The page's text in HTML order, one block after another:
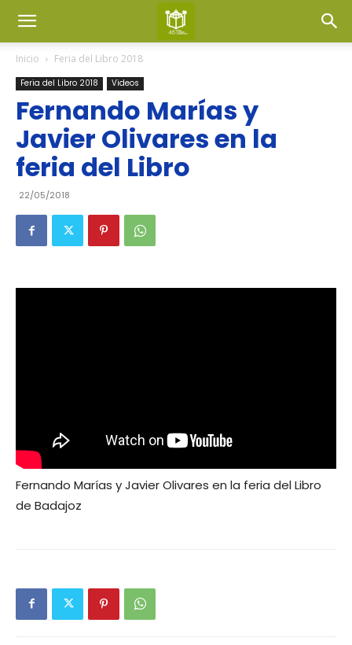
Inicio Feria del Libro 2018
Feria del Libro 2018 Videos
Fernando Marías y
Javier Olivares en la
feria del Libro
22/05/2018
Fernando Marías y Javier Olivares en la feria del Libro
de Badajoz